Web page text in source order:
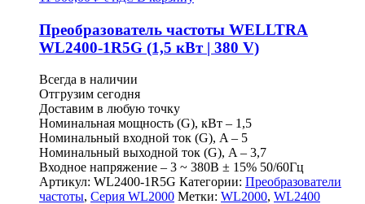
Преобразователь частоты WELLTRA
WL2400-1R5G (1,5 кВт | 380 V)
Всегда в наличии
Отгрузим сегодня
Доставим в любую точку
Номинальная мощность (G), кВт – 1,5
Номинальный входной ток (G), A – 5
Номинальный выходной ток (G), A – 3,7
Входное напряжение – 3 ~ 380B ± 15% 50/60Гц
Артикул: WL2400-1R5G Категории: Преобразователи
частоты, Серия WL2000 Метки: WL2000, WL2400